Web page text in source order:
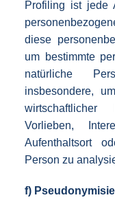
Profiling ist jede
diese
um bestimmte
natürliche
insbesondere,
wirtschaftlicher
Vorlieben,
Aufenthaltsort
Person zu
f)